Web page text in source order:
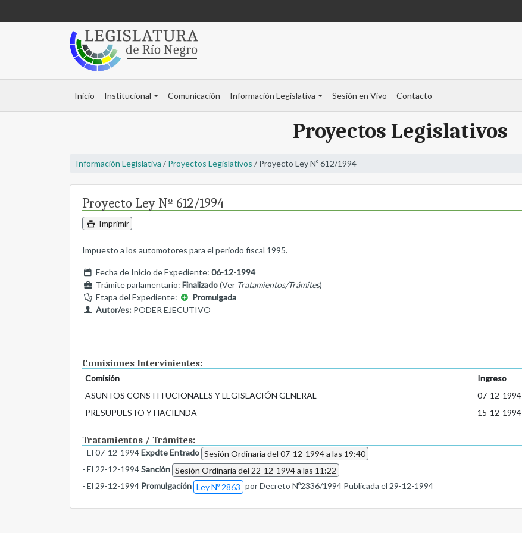
Inicio Institucional Comunicación Información Legislativa Sesión en Vivo Contacto
Proyectos Legislativos
Información Legislativa / Proyectos Legislativos / Proyecto Ley Nº 612/1994
Proyecto Ley Nº 612/1994
Imprimir
Impuesto a los automotores para el periodo fiscal 1995.
Fecha de Inicio de Expediente: 06-12-1994
Trámite parlamentario: Finalizado(Ver Tratamientos/Trámites)
Etapa del Expediente:
Promulgada
Autor/es:PODER EJECUTIVO
Comisiones Intervinientes:
Comisión Ingreso
ASUNTOS CONSTITUCIONALES Y LEGISLACIÓN GENERAL
07-12-1994
PRESUPUESTO Y HACIENDA
15-12-1994
Tratamientos / Trámites:
- El 07-12-1994Expdte Entrado Sesión Ordinaria del 07-12-1994 a las 19:40
- El 22-12-1994Sanción Sesión Ordinaria del 22-12-1994 a las 11:22
- El 29-12-1994 Promulgación Ley Nº 2863 por Decreto Nº2336/1994 Publicada el 29-12-1994